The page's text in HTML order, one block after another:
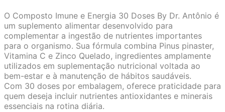
O Composto Imune e Energia 30 Doses By Dr. Antônio é
um suplemento alimentar desenvolvido para
complementar a ingestão de nutrientes importantes
para o organismo. Sua fórmula combina Pinus pinaster,
Vitamina C e Zinco Quelado, ingredientes amplamente
utilizados em suplementação nutricional voltada ao
bem-estar e à manutenção de hábitos saudáveis.
Com 30 doses por embalagem, oferece praticidade para
quem deseja incluir nutrientes antioxidantes e minerais
essenciais na rotina diária.